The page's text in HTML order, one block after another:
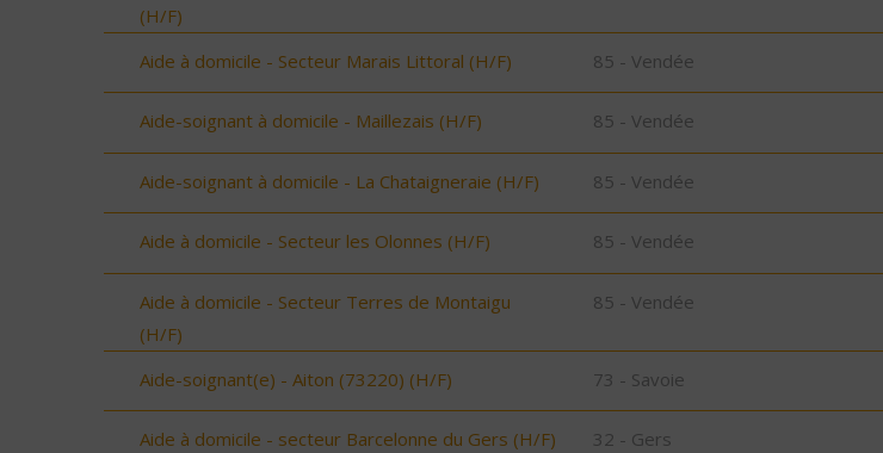
(H/F)
Aide à domicile - Secteur Marais Littoral (H/F) 85 - Vendée
Aide-soignant à domicile - Maillezais (H/F) 85 - Vendée
Aide-soignant à domicile - La Chataigneraie (H/F) 85 - Vendée
Aide à domicile - Secteur les Olonnes (H/F) 85 - Vendée
Aide à domicile - Secteur Terres de Montaigu
(H/F)
85 - Vendée
Aide-soignant(e) - Aiton (73220) (H/F) 73 - Savoie
Aide à domicile - secteur Barcelonne du Gers (H/F) 32 - Gers